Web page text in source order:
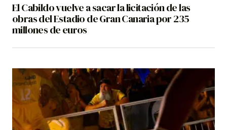
El Cabildo vuelve a sacar la licitación de las
obras del Estadio de Gran Canaria por 235
millones de euros